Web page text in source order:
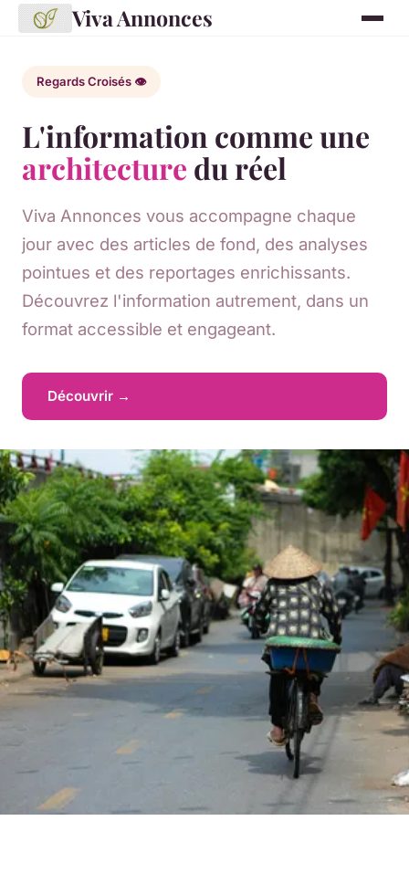
Viva Annonces
Regards Croisés 👁️
L'information comme une
architecture du réel
Viva Annonces vous accompagne chaque
jour avec des articles de fond, des analyses
pointues et des reportages enrichissants.
Découvrez l'information autrement, dans un
format accessible et engageant.
Découvrir →